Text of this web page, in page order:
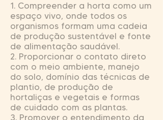
1. Compreender a horta como um
espaço vivo, onde todos os
organismos formam uma cadeia
de produção sustentável e fonte
de alimentação saudável.
2. Proporcionar o contato direto
com o meio ambiente, manejo
do solo, domínio das técnicas de
plantio, de produção de
hortaliças e vegetais e formas
de cuidado com as plantas.
3. Promover o entendimento da